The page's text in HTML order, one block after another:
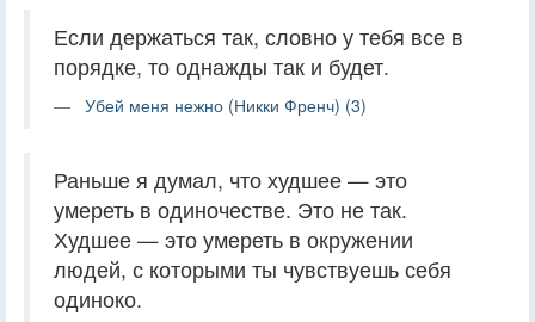
Если держаться так, словно у тебя все в
порядке, то однажды так и будет.
Убей меня нежно (Никки Френч) (3)
Раньше я думал, что худшее — это
умереть в одиночестве. Это не так.
Худшее — это умереть в окружении
людей, с которыми ты чувствуешь себя
одиноко.